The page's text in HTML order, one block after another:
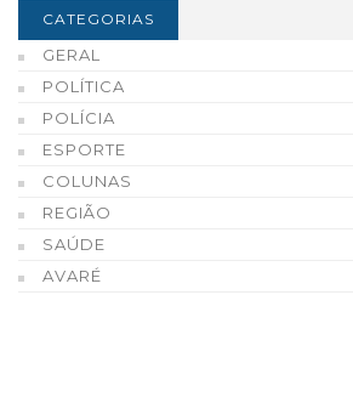
CATEGORIAS
GERAL
POLÍTICA
POLÍCIA
ESPORTE
COLUNAS
REGIÃO
SAÚDE
AVARÉ